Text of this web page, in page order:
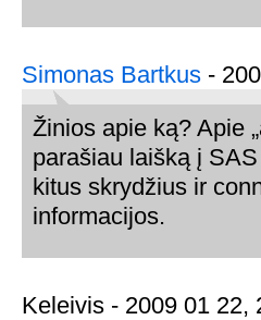
Simonas Bartkus -
Žinios apie ką? Apie
parašiau laišką į
kitus skrydžius ir
informacijos.
Keleivis - 2009 01 22,